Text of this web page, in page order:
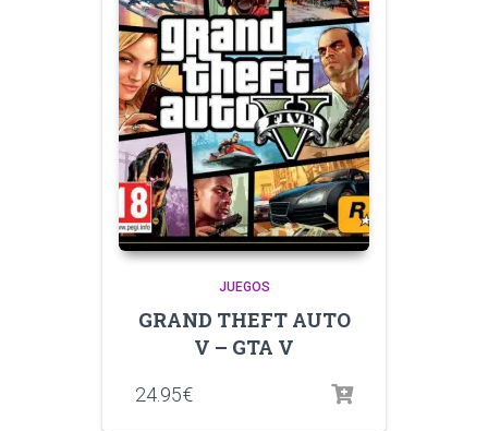
JUEGOS
GRAND THEFT AUTO
V – GTA V
24.95€